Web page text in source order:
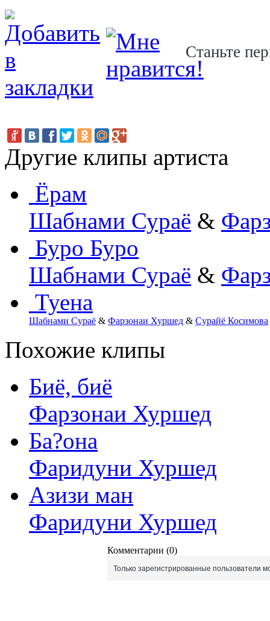
Станьте
Другие клипы артиста
Ёрам
Шабнами Сураё &
Буро Буро
Шабнами Сураё &
Туена
Шабнами Сураё & Фарзонаи Хуршед & Сурайё Косимова
Похожие клипы
Биё, биё
Фарзонаи Хуршед
Ба?она
Фаридуни Хуршед
Азизи ман
Фаридуни Хуршед
Комментарии (0)
Только зарегистрированные пользователи